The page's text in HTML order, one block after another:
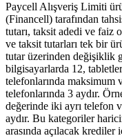
Paycell Alışveriş Limiti
(Financell) tarafından
tutarı, taksit adedi ve faiz
ve taksit tutarları tek bir
tutar üzerinden değişiklik
bilgisayarlarda 12,
telefonlarında maksimum
telefonlarında 3 aydır.
değerinde iki ayrı telefon
aydır. Bu kategoriler
arasında açılacak krediler